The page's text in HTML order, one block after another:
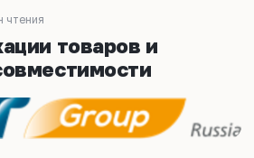
чтения
товаров и